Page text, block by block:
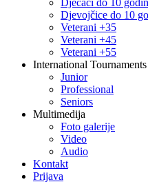
Dječaci do 10
Djevojčice do 10
Veterani +35
Veterani +45
Veterani +55
International Tournaments
Junior
Professional
Seniors
Multimedija
Foto galerije
Video
Audio
Kontakt
Prijava